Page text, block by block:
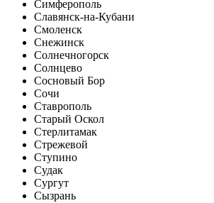
Симферополь
Славянск-на-Кубани
Смоленск
Снежинск
Солнечногорск
Солнцево
Сосновый Бор
Сочи
Ставрополь
Старый Оскол
Стерлитамак
Стрежевой
Ступино
Судак
Сургут
Сызрань